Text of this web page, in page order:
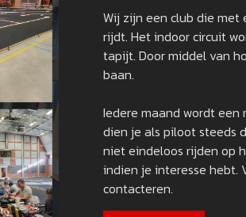
Wij zijn een club die met
rijdt. Het indoor circuit
tapijt. Door middel van
baan.
Iedere maand wordt een
dien je als piloot steeds
niet eindeloos rijden op
indien je interesse hebt.
contacteren.